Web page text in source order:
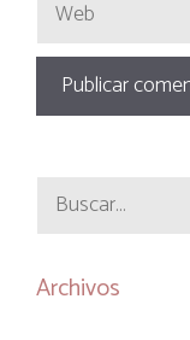
Buscar:
Archivos